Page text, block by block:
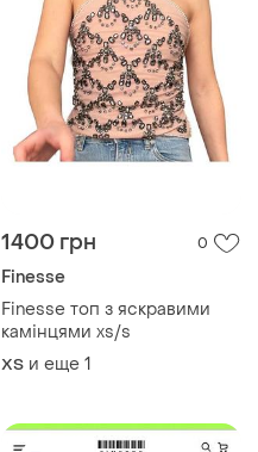
1400 грн 0
Finesse
Finesse топ з яскравими
камінцями xs/s
ХS и еще 1